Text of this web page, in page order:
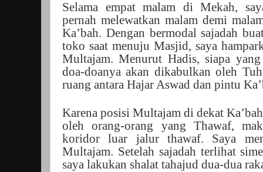
Selama empat malam di Mekah,
pernah melewatkan malam demi
Ka’bah. Dengan bermodal sajadah
toko saat menuju Masjid, saya
Multajam. Menurut Hadis, siapa
doa-doanya akan dikabulkan oleh
ruang antara Hajar Aswad dan pintu
Karena posisi Multajam di dekat
oleh orang-orang yang Thawaf,
koridor luar jalur thawaf. Saya
Multajam. Setelah sajadah terlihat
saya lakukan shalat tahajud dua-dua